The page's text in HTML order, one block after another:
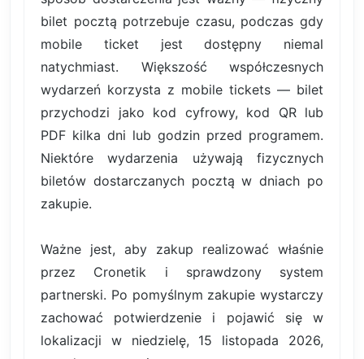
bilet pocztą potrzebuje czasu, podczas gdy
mobile ticket jest dostępny niemal
natychmiast. Większość współczesnych
wydarzeń korzysta z mobile tickets — bilet
przychodzi jako kod cyfrowy, kod QR lub
PDF kilka dni lub godzin przed programem.
Niektóre wydarzenia używają fizycznych
biletów dostarczanych pocztą w dniach po
zakupie.
Ważne jest, aby zakup realizować właśnie
przez Cronetik i sprawdzony system
partnerski. Po pomyślnym zakupie wystarczy
zachować potwierdzenie i pojawić się w
lokalizacji w niedzielę, 15 listopada 2026,